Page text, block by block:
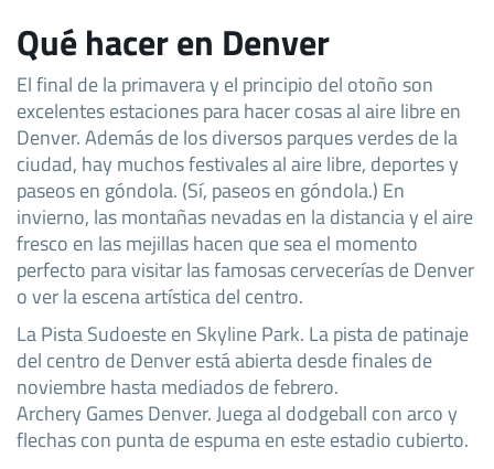
Qué hacer en Denver
El final de la primavera y el principio del otoño son
excelentes estaciones para hacer cosas al aire libre en
Denver. Además de los diversos parques verdes de la
ciudad, hay muchos festivales al aire libre, deportes y
paseos en góndola. (Sí, paseos en góndola.) En
invierno, las montañas nevadas en la distancia y el aire
fresco en las mejillas hacen que sea el momento
perfecto para visitar las famosas cervecerías de Denver
o ver la escena artística del centro.
La Pista Sudoeste en Skyline Park. La pista de patinaje
del centro de Denver está abierta desde finales de
noviembre hasta mediados de febrero.
Archery Games Denver. Juega al dodgeball con arco y
flechas con punta de espuma en este estadio cubierto.